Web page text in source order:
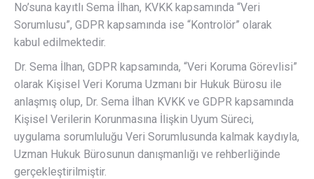
No’suna kayıtlı Sema İlhan, KVKK kapsamında “Veri
Sorumlusu”, GDPR kapsamında ise “Kontrolör” olarak
kabul edilmektedir.
Dr. Sema İlhan, GDPR kapsamında, “Veri Koruma Görevlisi”
olarak Kişisel Veri Koruma Uzmanı bir Hukuk Bürosu ile
anlaşmış olup, Dr. Sema İlhan KVKK ve GDPR kapsamında
Kişisel Verilerin Korunmasına İlişkin Uyum Süreci,
uygulama sorumluluğu Veri Sorumlusunda kalmak kaydıyla,
Uzman Hukuk Bürosunun danışmanlığı ve rehberliğinde
gerçekleştirilmiştir.